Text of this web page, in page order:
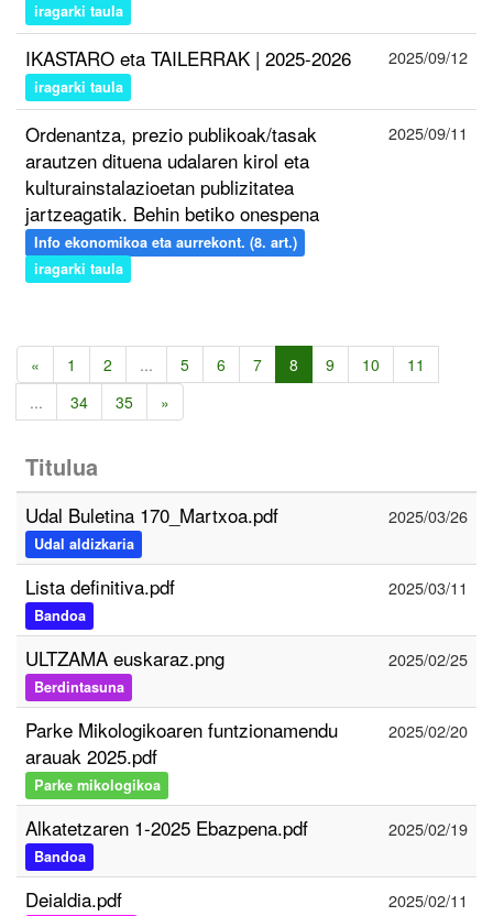
iragarki taula
IKASTARO eta TAILERRAK | 2025-2026
iragarki taula
2025/09/12
Ordenantza, prezio publikoak/tasak
arautzen dituena udalaren kirol eta
kulturainstalazioetan publizitatea
jartzeagatik. Behin betiko onespena
Info ekonomikoa eta aurrekont. (8. art.)
iragarki taula
2025/09/11
« 1 2 ... 5 6 7 8 9 10
11
...
34 35 »
Titulua
Udal Buletina 170_Martxoa.pdf
Udal aldizkaria
2025/03/26
Lista definitiva.pdf
Bandoa
2025/03/11
ULTZAMA euskaraz.png
Berdintasuna
2025/02/25
Parke Mikologikoaren funtzionamendu
arauak 2025.pdf
Parke mikologikoa
2025/02/20
Alkatetzaren 1-2025 Ebazpena.pdf
Bandoa
2025/02/19
Deialdia.pdf 2025/02/11